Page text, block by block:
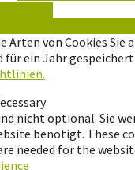
Arten von Cookies Sie
ein Jahr gespeichert
nicht optional. Sie
benötigt. These
needed for the